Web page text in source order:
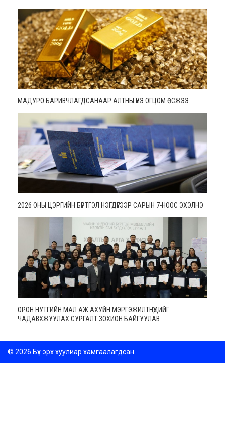
МАДУРО БАРИВЧЛАГДСАНААР АЛТНЫ ҮНЭ ОГЦОМ ӨСЖЭЭ
2026 ОНЫ ЦЭРГИЙН БҮРТГЭЛ НЭГДҮГЭЭР САРЫН 7-НООС ЭХЭЛНЭ
ОРОН НУТГИЙН МАЛ АЖ АХУЙН МЭРГЭЖИЛТНҮҮДИЙГ
ЧАДАВХЖУУЛАХ СУРГАЛТ ЗОХИОН БАЙГУУЛАВ
© 2026 Бүх эрх хуулиар хамгаалагдсан.